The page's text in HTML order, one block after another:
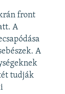
front
A
A
tudják